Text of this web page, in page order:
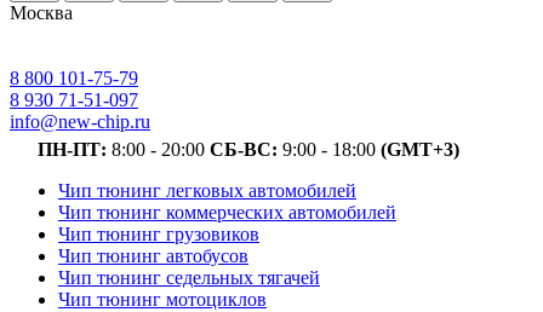
Москва
8 800 101-75-79
8 930 71-51-097
info@new-chip.ru
ПН-ПТ: 8:00 - 20:00 СБ-ВС: 9:00 - 18:00 (GMT+3)
Чип тюнинг легковых автомобилей
Чип тюнинг коммерческих автомобилей
Чип тюнинг грузовиков
Чип тюнинг автобусов
Чип тюнинг седельных тягачей
Чип тюнинг мотоциклов